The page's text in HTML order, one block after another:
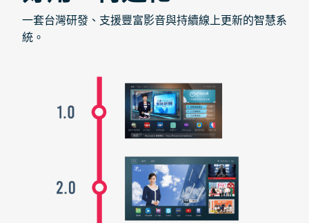
一套台灣研發、支援豐富影音與持續線上更新的智慧系
統。